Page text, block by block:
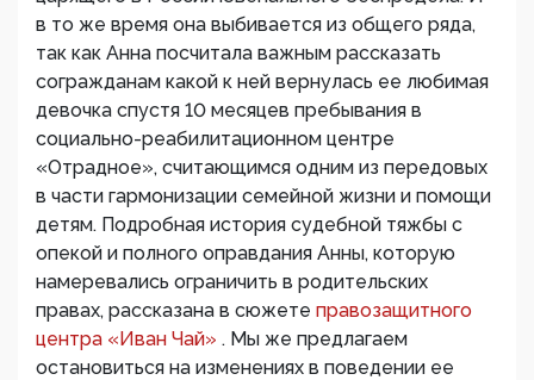
в то же время она выбивается из общего ряда,
так как Анна посчитала важным рассказать
согражданам какой к ней вернулась ее любимая
девочка спустя 10 месяцев пребывания в
социально-реабилитационном центре
«Отрадное», считающимся одним из передовых
в части гармонизации семейной жизни и помощи
детям. Подробная история судебной тяжбы с
опекой и полного оправдания Анны, которую
намеревались ограничить в родительских
правах, рассказана в сюжете правозащитного
центра «Иван Чай» . Мы же предлагаем
остановиться на изменениях в поведении ее